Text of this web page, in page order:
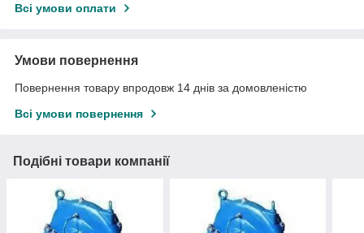
Всі умови оплати
Умови повернення
Повернення товару впродовж 14 днів за домовленістю
Всі умови повернення
Подібні товари компанії